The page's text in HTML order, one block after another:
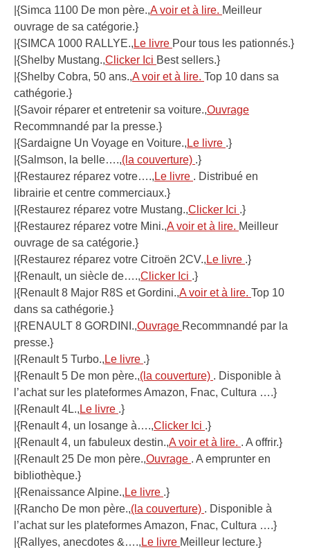
|{Simca 1100 De mon père.,A voir et à lire. Meilleur
ouvrage de sa catégorie.}
|{SIMCA 1000 RALLYE., Le livre Pour tous les pationnés.}
|{Shelby Mustang.,Clicker Ici Best sellers.}
|{Shelby Cobra, 50 ans.,A voir et à lire. Top 10 dans sa
cathégorie.}
|{Savoir réparer et entretenir sa voiture.,Ouvrage
Recommnandé par la presse.}
|{Sardaigne Un Voyage en Voiture., Le livre .}
|{Salmson, la belle….,(la couverture) .}
|{Restaurez réparez votre…., Le livre . Distribué en
librairie et centre commerciaux.}
|{Restaurez réparez votre Mustang.,Clicker Ici .}
|{Restaurez réparez votre Mini.,A voir et à lire. Meilleur
ouvrage de sa catégorie.}
|{Restaurez réparez votre Citroën 2CV., Le livre .}
|{Renault, un siècle de….,Clicker Ici .}
|{Renault 8 Major R8S et Gordini.,A voir et à lire. Top 10
dans sa cathégorie.}
|{RENAULT 8 GORDINI.,Ouvrage Recommnandé par la
presse.}
|{Renault 5 Turbo., Le livre .}
|{Renault 5 De mon père.,(la couverture) . Disponible à
l’achat sur les plateformes Amazon, Fnac, Cultura ….}
|{Renault 4L., Le livre .}
|{Renault 4, un losange à….,Clicker Ici .}
|{Renault 4, un fabuleux destin.,A voir et à lire. . A offrir.}
|{Renault 25 De mon père.,Ouvrage . A emprunter en
bibliothèque.}
|{Renaissance Alpine., Le livre .}
|{Rancho De mon père.,(la couverture) . Disponible à
l’achat sur les plateformes Amazon, Fnac, Cultura ….}
|{Rallyes, anecdotes &…., Le livre Meilleur lecture.}